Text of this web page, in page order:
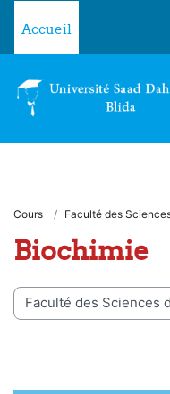
Accueil
Cours Faculté des
Biochimie
de cours